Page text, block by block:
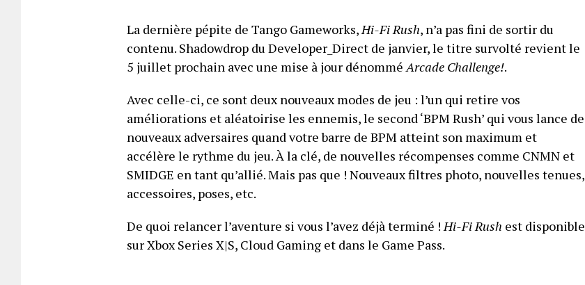
La dernière pépite de Tango Gameworks,Hi-Fi Rush, n’a pas fini de sortir du
contenu. Shadowdrop du Developer_Direct de janvier, le titre survolté revient le
5 juillet prochain avec une mise à jour dénomméArcade Challenge!.
Avec celle-ci, ce sont deux nouveaux modes de jeu : l’un qui retire vos
améliorations et aléatoirise les ennemis, le second ‘BPM Rush’ qui vous lance de
nouveaux adversaires quand votre barre de BPM atteint son maximum et
accélère le rythme du jeu. À la clé, de nouvelles récompenses comme CNMN et
SMIDGE en tant qu’allié. Mais pas que ! Nouveaux filtres photo, nouvelles tenues,
accessoires, poses, etc.
De quoi relancer l’aventure si vous l’avez déjà terminé !Hi-Fi Rush est disponible
sur Xbox Series X|S, Cloud Gaming et dans le Game Pass.